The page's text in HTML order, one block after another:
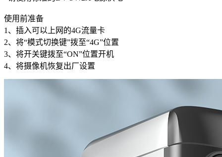
使用前准备
1、插入可以上网的4G流量卡
2、将“模式切换键”拨至“4G”位置
3、将开关键拨至“ON”位置开机
4、将摄像机恢复出厂设置